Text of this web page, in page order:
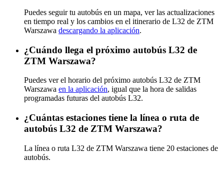
Puedes seguir tu autobús en un mapa, ver las actualizaciones
en tiempo real y los cambios en el itinerario de L32 de ZTM
Warszawa descargando la aplicación.
¿Cuándo llega el próximo autobús L32 de
ZTM Warszawa?
Puedes ver el horario del próximo autobús L32 de ZTM
Warszawa en la aplicación, igual que la hora de salidas
programadas futuras del autobús L32.
¿Cuántas estaciones tiene la línea o ruta de
autobús L32 de ZTM Warszawa?
La línea o ruta L32 de ZTM Warszawa tiene 20 estaciones de
autobús.